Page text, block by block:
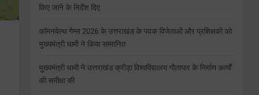
किए जाने के निर्देश दिए
कॉमनवेल्थ गेम्स 2026 के उत्तराखंड के पदक विजेताओं और प्रशिक्षकों को
मुख्यमंत्री धामी ने किया सम्मानित
मुख्यमंत्री धामी ने उत्तराखंड क्रीड़ा विश्वविद्यालय गौलापार के निर्माण कार्यों
की समीक्षा की